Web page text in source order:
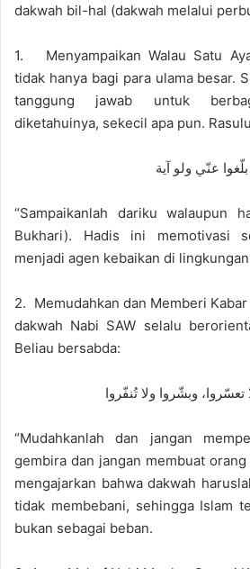
dakwah bil-hal (dakwah melalui
1. Menyampaikan Walau Satu
tidak hanya bagi para ulama besar.
tanggung jawab untuk
diketahuinya, sekecil apa pun.
بلّغوا عنّي ولو آية
“Sampaikanlah dariku walaupun
Bukhari). Hadis ini memotivasi
menjadi agen kebaikan di
2. Memudahkan dan Memberi
dakwah Nabi SAW selalu
Beliau bersabda:
تعسّروا، وبشّروا ولا تُنفّروا
“Mudahkanlah dan jangan
gembira dan jangan membuat orang
mengajarkan bahwa dakwah
tidak membebani, sehingga Islam
bukan sebagai beban.